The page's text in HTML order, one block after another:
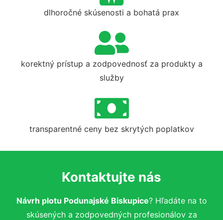
dlhoročné skúsenosti a bohatá prax
korektný prístup a zodpovednosť za produkty a
služby
transparentné ceny bez skrytých poplatkov
Kontaktujte nás
Návrh plotu Podunajské Biskupice? Hľadáte na to
skúsených a zodpovedných profesionálov za